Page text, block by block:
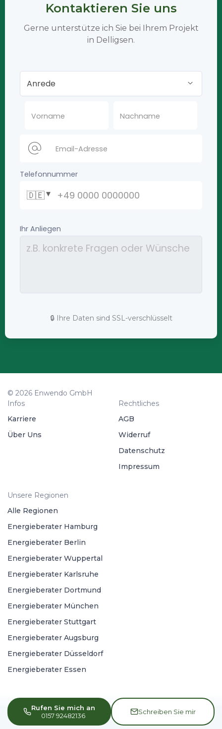
Rufen Sie mich an
0157 92482136
Schreiben Sie mir
Kontaktieren Sie uns
Gerne unterstütze ich Sie bei Ihrem Projekt
in Delligsen.
🔒 Ihre Daten sind SSL-verschlüsselt
© 2026 Enwendo GmbH
Infos
Karriere
Über Uns
Rechtliches
AGB
Widerruf
Datenschutz
Impressum
Unsere Regionen
Alle Regionen
Energieberater Hamburg
Energieberater Berlin
Energieberater Wuppertal
Energieberater Karlsruhe
Energieberater Dortmund
Energieberater München
Energieberater Stuttgart
Energieberater Augsburg
Energieberater Düsseldorf
Energieberater Essen